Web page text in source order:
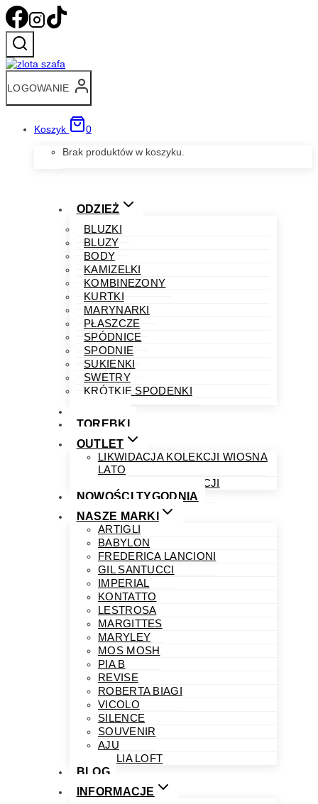
Przejdź
do
treści
LOGOWANIE
Koszyk
0
Brak produktów w koszyku.
ODZIEŻ
BLUZKI
BLUZY
BODY
KAMIZELKI
KOMBINEZONY
KURTKI
MARYNARKI
PŁASZCZE
SPÓDNICE
SPODNIE
SUKIENKI
SWETRY
KRÓTKIE SPODENKI
TOREBKI
OUTLET
LIKWIDACJA KOLEKCJI WIOSNA
LATO
LIKWIDACJA KOLEKCJI
NOWOŚCI TYGODNIA
NASZE MARKI
ARTIGLI
BABYLON
FREDERICA LANCIONI
GIL SANTUCCI
IMPERIAL
KONTATTO
LESTROSA
MARGITTES
MARYLEY
MOS MOSH
PIA B
REVISE
ROBERTA BIAGI
VICOLO
SILENCE
SOUVENIR
AJU
PHILIA LOFT
BLOG
INFORMACJE